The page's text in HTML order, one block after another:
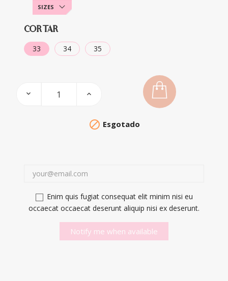
SIZES
CORTAR
33 34 35
 Esgotado
Enim quis fugiat consequat elit minim nisi eu
occaecat occaecat deserunt aliquip nisi ex deserunt.
Notify me when available